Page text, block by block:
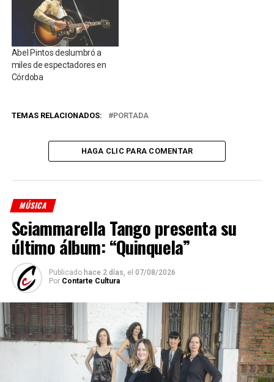
Abel Pintos deslumbró a
miles de espectadores en
Córdoba
TEMAS RELACIONADOS: PORTADA
HAGA CLIC PARA COMENTAR
MÚSICA
Sciammarella Tango presenta su
último álbum: “Quinquela”
Publicado hace 2 días, el 07/08/2026
Por Contarte Cultura